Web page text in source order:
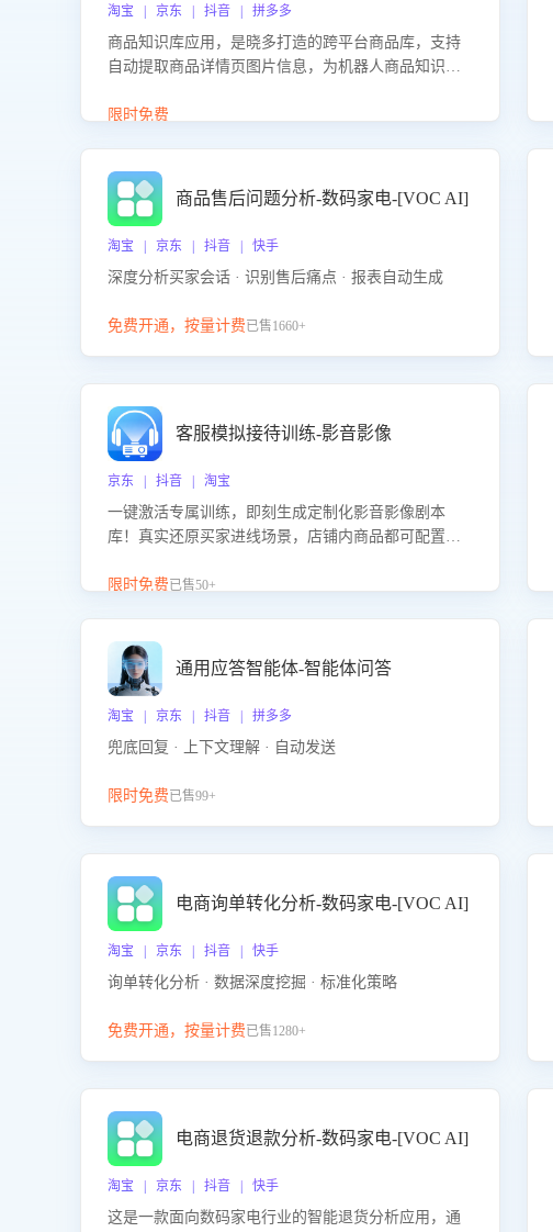
淘宝 | 京东 | 抖音 | 拼多多
商品知识库应用，是晓多打造的跨平台商品库，支持
自动提取商品详情页图片信息，为机器人商品知识问
商品知识。
限时免费
商品售后问题分析-数码家电-[VOC AI]
淘宝 | 京东 | 抖音 | 快手
深度分析买家会话 · 识别售后痛点 · 报表自动生成
免费开通，按量计费已售1660+
客服模拟接待训练-影音影像
京东 | 抖音 | 淘宝
一键激活专属训练，即刻生成定制化影音影像剧本
库！真实还原买家进线场景，店铺内商品都可配置到
升客服售前转化率。点击 “立即开通”，快速获取影音
限时免费已售50+
通用应答智能体-智能体问答
淘宝 | 京东 | 抖音 | 拼多多
兜底回复 · 上下文理解 · 自动发送
限时免费已售99+
电商询单转化分析-数码家电-[VOC AI]
淘宝 | 京东 | 抖音 | 快手
询单转化分析 · 数据深度挖掘 · 标准化策略
免费开通，按量计费已售1280+
电商退货退款分析-数码家电-[VOC AI]
淘宝 | 京东 | 抖音 | 快手
这是一款面向数码家电行业的智能退货分析应用，通